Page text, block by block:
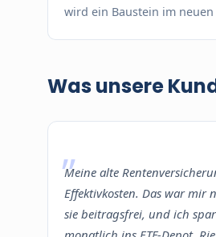
wird ein Baustein im neuen
Was unsere
Meine alte
Effektivkosten. Das war mir
sie beitragsfrei, und ich